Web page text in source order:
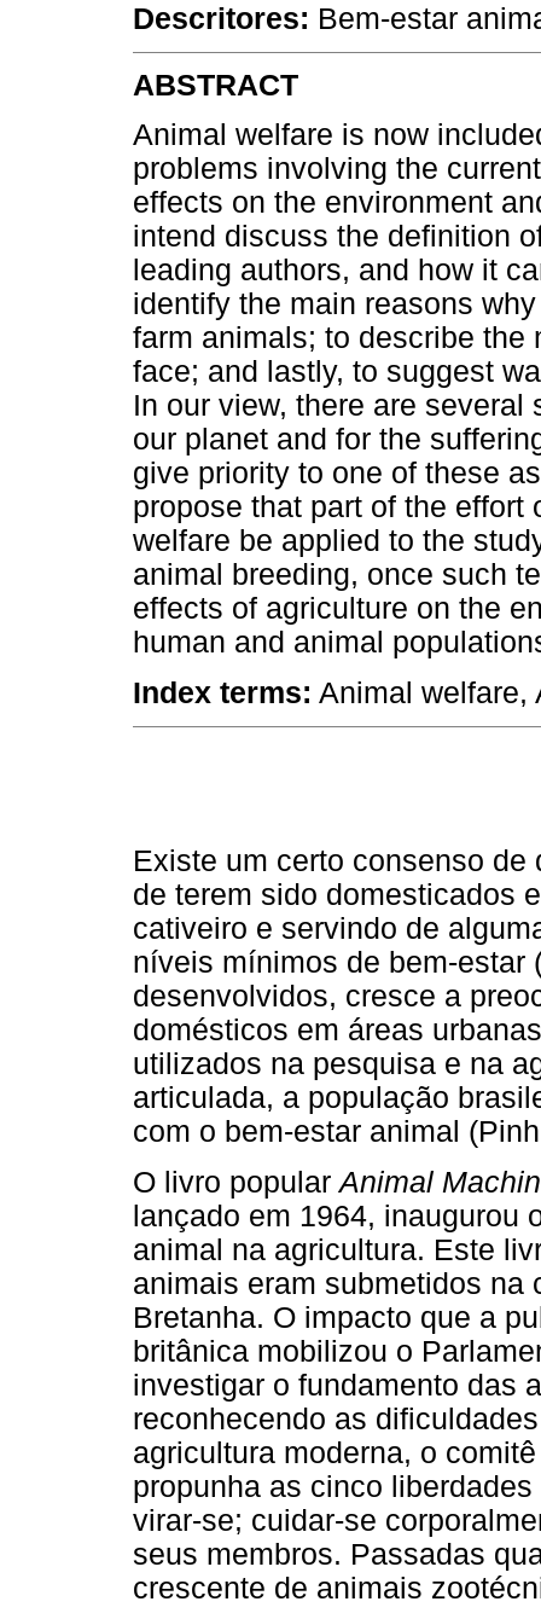
Descritores: Bem-estar
ABSTRACT
Animal welfare is now
problems involving the
effects on the environment
intend discuss the definition
leading authors, and how it
identify the main reasons
farm animals; to describe the
face; and lastly, to suggest
In our view, there are
our planet and for the
give priority to one of these
propose that part of the
welfare be applied to the
animal breeding, once such
effects of agriculture on the
human and animal
Index terms: Animal welfare,
Existe um certo consenso
de terem sido domesticados
cativeiro e servindo de
níveis mínimos de bem-estar
desenvolvidos, cresce a
domésticos em áreas
utilizados na pesquisa e na
articulada, a população
com o bem-estar animal
O livro popularAnimal
lançado em 1964, inaugurou
animal na agricultura. Este
animais eram submetidos na
Bretanha. O impacto que a
britânica mobilizou o
investigar o fundamento das
reconhecendo as
agricultura moderna, o
propunha as cinco
virar-se; cuidar-se
seus membros. Passadas
crescente de animais